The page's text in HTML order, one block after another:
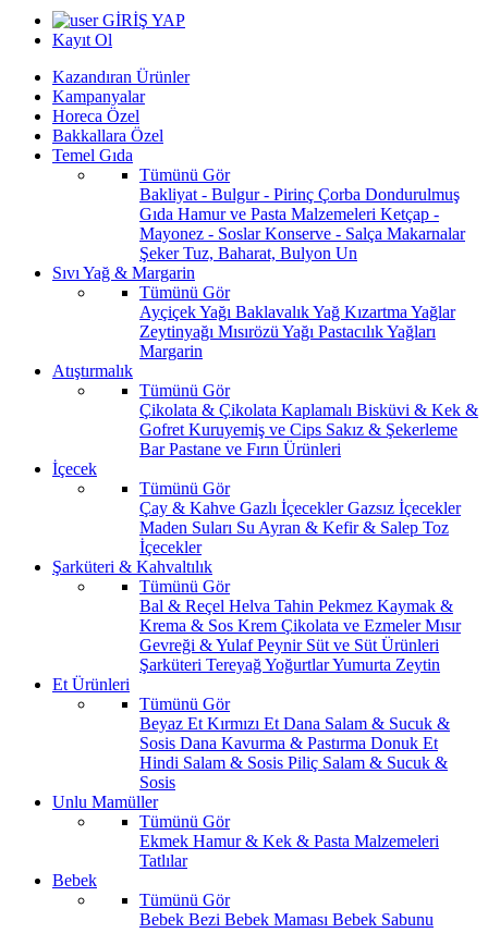
GİRİŞ YAP
Kayıt Ol
Kazandıran Ürünler
Kampanyalar
Horeca Özel
Bakkallara Özel
Temel Gıda
Tümünü Gör
Bakliyat - Bulgur - Pirinç Çorba Dondurulmuş
Gıda Hamur ve Pasta Malzemeleri Ketçap -
Mayonez - SoslarKonserve - Salça Makarnalar
ŞekerTuz, Baharat, Bulyon Un
Sıvı Yağ & Margarin
Tümünü Gör
Ayçiçek Yağı Baklavalık Yağ Kızartma Yağlar
Zeytinyağı Mısırözü Yağı Pastacılık Yağları
Margarin
Atıştırmalık
Tümünü Gör
Çikolata & Çikolata Kaplamalı Bisküvi & Kek &
Gofret Kuruyemiş ve Cips Sakız & Şekerleme
BarPastane ve Fırın Ürünleri
İçecek
Tümünü Gör
Çay & Kahve Gazlı İçeceklerGazsız İçecekler
Maden Suları Su Ayran & Kefir & Salep Toz
İçecekler
Şarküteri & Kahvaltılık
Tümünü Gör
Bal & Reçel Helva Tahin Pekmez Kaymak &
Krema & Sos Krem Çikolata ve EzmelerMısır
Gevreği & YulafPeynir Süt ve Süt Ürünleri
Şarküteri TereyağYoğurtlarYumurta Zeytin
Et Ürünleri
Tümünü Gör
Beyaz Et Kırmızı Et Dana Salam & Sucuk &
Sosis Dana Kavurma & Pastırma Donuk Et
Hindi Salam & Sosis Piliç Salam & Sucuk &
Sosis
Unlu Mamüller
Tümünü Gör
Ekmek Hamur & Kek & Pasta Malzemeleri
Tatlılar
Bebek
Tümünü Gör
Bebek Bezi Bebek Maması Bebek Sabunu